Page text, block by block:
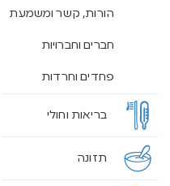
הורות, קשר ומשמעת
חברים וחברויות
פחדים וחרדות
בריאות וחולי
תזונה